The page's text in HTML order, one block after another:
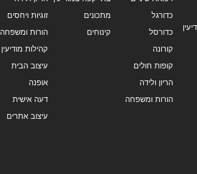
כדורגל
כדורסל
קורונה
קופות חולים
הריון ולידה
הורות ומשפחה
מתכונים
קינוחים
זוגיות ויחסים
הורות ומשפחה
קהילות מודיעין
עיצוב הבית
אופנה
דעה אישית
עיצוב אתרים